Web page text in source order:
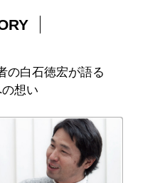
の白石徳宏が語る
想い